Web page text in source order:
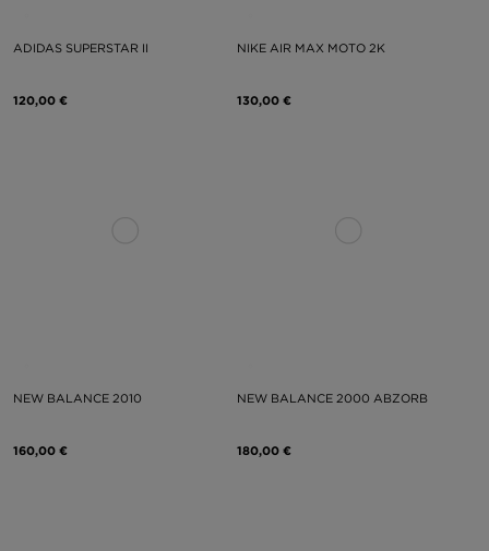
ADIDAS SUPERSTAR II
120,00 €
NIKE AIR MAX MOTO 2K
130,00 €
NEW BALANCE 2010
160,00 €
NEW BALANCE 2000 ABZORB
180,00 €